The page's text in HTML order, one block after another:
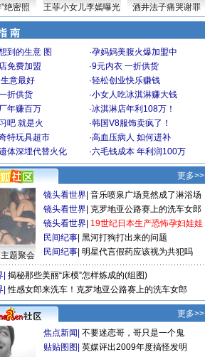
绝密照 王菲小女儿李嫣曝光 酒井法子痛哭谢罪
南
到的生意 图 ·孕妈妈美腹火爆加盟中
免费加盟 ·9元内衣 一折供货
意最好 ·轻松创业快乐赚钱
折供货 ·小女人吃冰淇淋赚大钱
年赚百万 ·冰淇淋店年利108万！
吧 就是火 ·韩国V8服饰卖疯了！
特玩具超市 ·高血压病人 如何进补
体深埋代替火化 ·六毛钱成本 年利润100万
更多>>
题聚会
镜头看世界 音乐喷泉广场竟然成了淋浴场
镜头看世界 克罗地亚公路赛上的洗车女郎
镜头看世界 19世纪日本生产恐怖孕妇娃娃
民间纪事 黑河打狗打出来的问题
民间纪事 明星代言假药应该视为共犯吗
揭秘那些美丽“床模”怎样炼成的(组图)
性感女郎来洗车！克罗地亚公路赛上的洗车女郎
更多>>
焦点新闻 不要迷恋哥，哥只是一个鬼
贴贴图图 英媒评出2009年度搞怪发明